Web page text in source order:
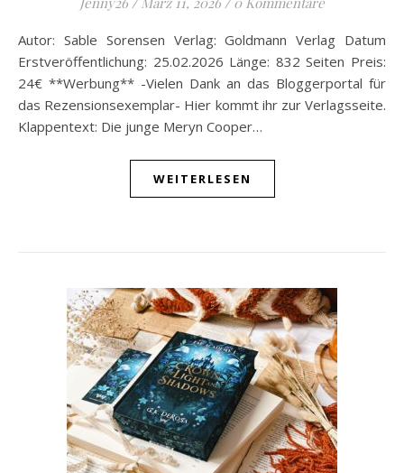
Autor: Sable Sorensen Verlag: Goldmann Verlag Datum
Erstveröffentlichung: 25.02.2026 Länge: 832 Seiten Preis:
24€ **Werbung** -Vielen Dank an das Bloggerportal für
das Rezensionsexemplar- Hier kommt ihr zur Verlagsseite.
Klappentext: Die junge Meryn Cooper…
WEITERLESEN